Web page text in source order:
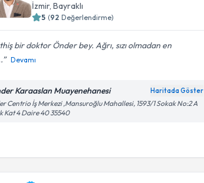
İzmir, Bayraklı
5 (92 Değerlendirme)
bir doktor Önder bey. Ağrı, sızı olmadan en
Devamı
Karaaslan Muayenehanesi Haritada Göster
Centrio İş Merkezi ,Mansuroğlu Mahallesi, 1593/1 Sokak No:2 A
Kat 4 Daire 40 35540